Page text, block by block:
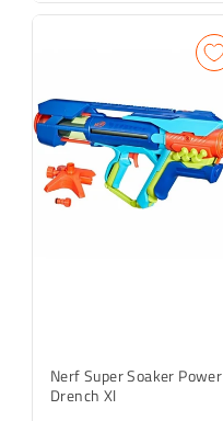
Nerf Super Soaker Power
Drench Xl